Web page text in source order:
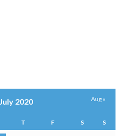
July 2020
T F S S
Aug »